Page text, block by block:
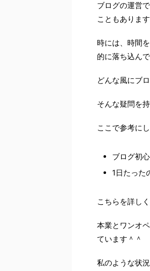
ブログの運営
こともあります
時には、時間
的に落ち込ん
どんな風にブ
そんな疑問を
ここで参考に
ブログ初
1日たった
こちらを詳し
本業とワンオ
ています＾＾
私のような状